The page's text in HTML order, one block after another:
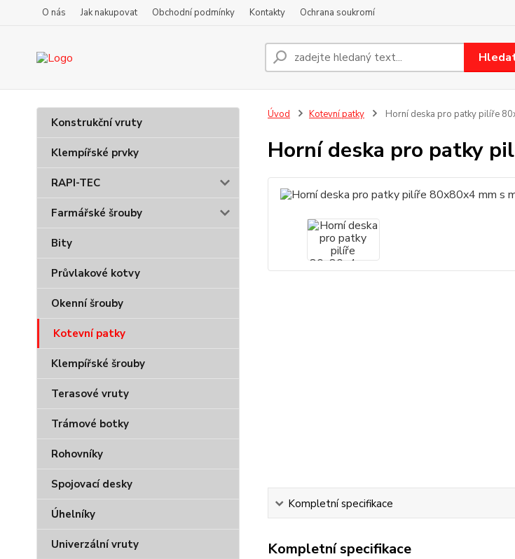
O nás Jak nakupovat Obchodní podmínky Kontakty Ochrana soukromí
Konstrukční vruty
Klempířské prvky
RAPI-TEC
Farmářské šrouby
Bity
Průvlakové kotvy
Okenní šrouby
Kotevní patky
Klempířské šrouby
Terasové vruty
Trámové botky
Rohovníky
Spojovací desky
Úhelníky
Univerzální vruty
Úvod Kotevní patky Horní deska pro patky pilíře
Horní deska pro patky
Kompletní specifikace
Kompletní specifikace